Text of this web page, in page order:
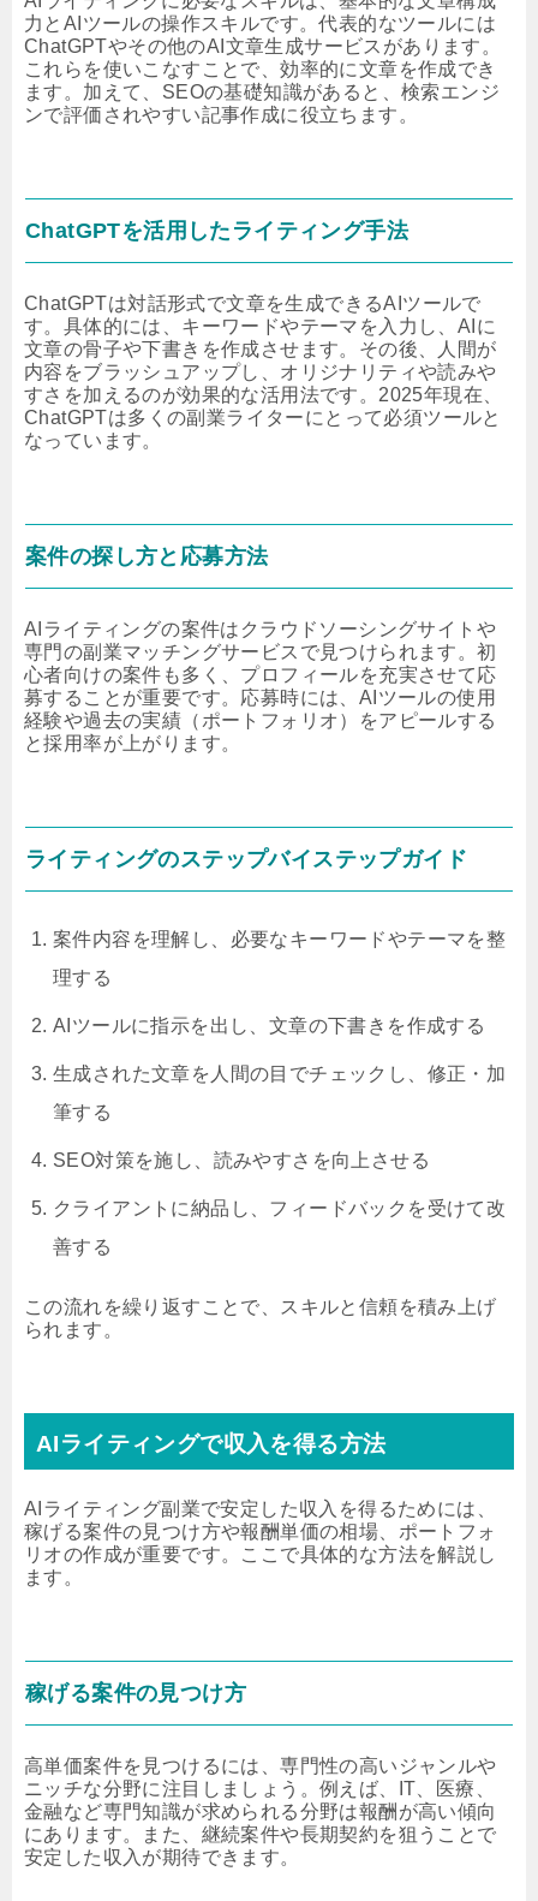
力とAIツールの操作スキルです。代表的なツールには
ChatGPTやその他のAI文章生成サービスがあります。
これらを使いこなすことで、効率的に文章を作成でき
ます。加えて、SEOの基礎知識があると、検索エンジ
ンで評価されやすい記事作成に役立ちます。
ChatGPTを活用したライティング手法
ChatGPTは対話形式で文章を生成できるAIツールで
す。具体的には、キーワードやテーマを入力し、AIに
文章の骨子や下書きを作成させます。その後、人間が
内容をブラッシュアップし、オリジナリティや読みや
すさを加えるのが効果的な活用法です。2025年現在、
ChatGPTは多くの副業ライターにとって必須ツールと
なっています。
案件の探し方と応募方法
AIライティングの案件はクラウドソーシングサイトや
専門の副業マッチングサービスで見つけられます。初
心者向けの案件も多く、プロフィールを充実させて応
募することが重要です。応募時には、AIツールの使用
経験や過去の実績（ポートフォリオ）をアピールする
と採用率が上がります。
ライティングのステップバイステップガイド
案件内容を理解し、必要なキーワードやテーマを整
理する
AIツールに指示を出し、文章の下書きを作成する
生成された文章を人間の目でチェックし、修正・加
筆する
SEO対策を施し、読みやすさを向上させる
クライアントに納品し、フィードバックを受けて改
善する
この流れを繰り返すことで、スキルと信頼を積み上げ
られます。
AIライティングで収入を得る方法
AIライティング副業で安定した収入を得るためには、
稼げる案件の見つけ方や報酬単価の相場、ポートフォ
リオの作成が重要です。ここで具体的な方法を解説し
ます。
稼げる案件の見つけ方
高単価案件を見つけるには、専門性の高いジャンルや
ニッチな分野に注目しましょう。例えば、IT、医療、
金融など専門知識が求められる分野は報酬が高い傾向
にあります。また、継続案件や長期契約を狙うことで
安定した収入が期待できます。